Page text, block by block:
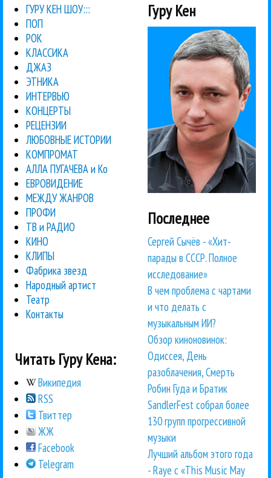
ГУРУ КЕН ШОУ:::
ПОП
РОК
КЛАССИКА
ДЖАЗ
ЭТНИКА
ИНТЕРВЬЮ
КОНЦЕРТЫ
РЕЦЕНЗИИ
ЛЮБОВНЫЕ ИСТОРИИ
КОМПРОМАТ
АЛЛА ПУГАЧЕВА и Ко
ЕВРОВИДЕНИЕ
МЕЖДУ ЖАНРОВ
ПРОФИ
ТВ и РАДИО
КИНО
КЛИПЫ
Фабрика звезд
Народный артист
Театр
Контакты
Читать Гуру Кена:
Википедия
RSS
Твиттер
ЖЖ
Facebook
Telegram
Гуру Кен
Последнее
Сергей Сычёв - «Хит-
парады в СССР. Полное
исследование»
В чем проблема с чартами
и что делать с
музыкальным ИИ?
Обзор киноновинок:
Одиссея, День
разоблачения, Смерть
Робин Гуда и Братик
SandlerFest собрал более
130 групп прогрессивной
музыки
Лучший альбом этого года
- Raye с «This Music May